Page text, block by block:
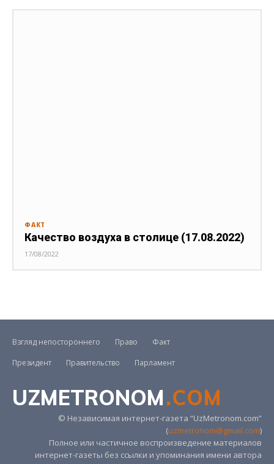
ФАКТ
Качество воздуха в столице (17.08.2022)
17/08/2022
Взгляд непостороннего Право
Факт
Президент
Правительство Парламент
UZMETRONOM.COM
© Независимая интернет-газета “UzMetronom.com”
(uzmetronom@gmail.com)
Полное или частичное воспроизведение материалов
интернет-газеты без ссылки и упоминания имени автора